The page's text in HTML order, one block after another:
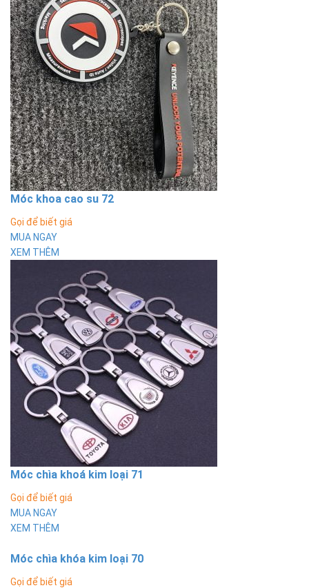
Móc khoa cao su 72
Gọi để biết giá
MUA NGAY
XEM THÊM
Móc chìa khoá kim loại 71
Gọi để biết giá
MUA NGAY
XEM THÊM
Móc chìa khóa kim loại 70
Gọi để biết giá